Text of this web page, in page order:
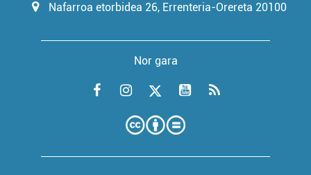
Nafarroa etorbidea 26, Errenteria-Orereta 20100
Nor gara